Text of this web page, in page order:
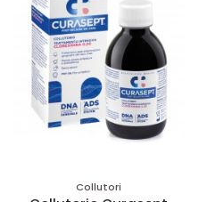
Collutori